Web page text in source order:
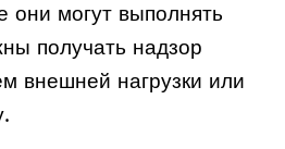
они могут выполнять
получать надзор
внешней нагрузки или